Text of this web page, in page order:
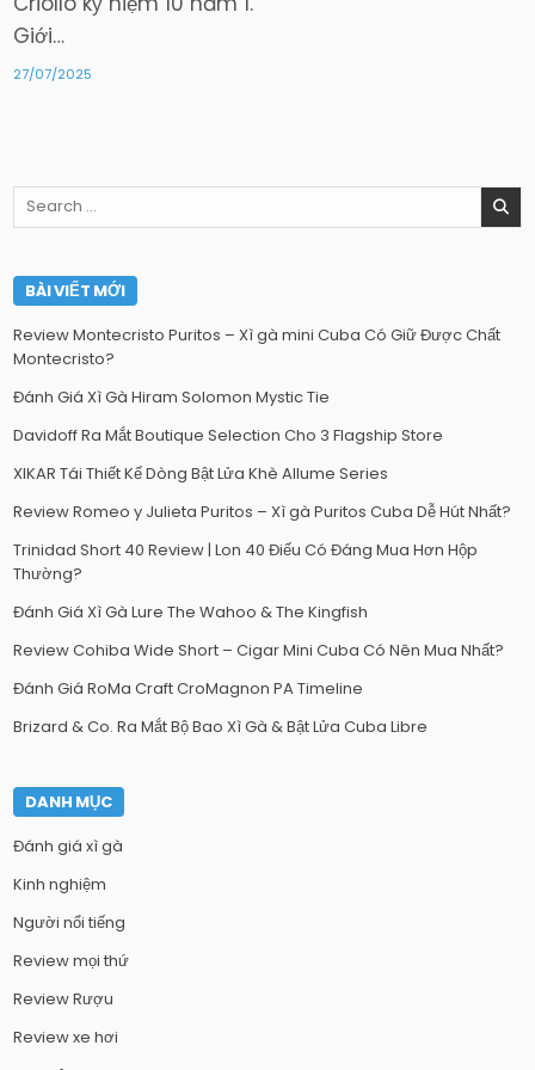
Giới…
27/07/2025
Search
BÀI VIẾT MỚI
Review Montecristo Puritos – Xì gà mini Cuba Có Giữ Được Chất
Montecristo?
Đánh Giá Xì Gà Hiram Solomon Mystic Tie
Davidoff Ra Mắt Boutique Selection Cho 3 Flagship Store
XIKAR Tái Thiết Kế Dòng Bật Lửa Khè Allume Series
Review Romeo y Julieta Puritos – Xì gà Puritos Cuba Dễ Hút Nhất?
Trinidad Short 40 Review | Lon 40 Điếu Có Đáng Mua Hơn Hộp
Thường?
Đánh Giá Xì Gà Lure The Wahoo & The Kingfish
Review Cohiba Wide Short – Cigar Mini Cuba Có Nên Mua Nhất?
Đánh Giá RoMa Craft CroMagnon PA Timeline
Brizard & Co. Ra Mắt Bộ Bao Xì Gà & Bật Lửa Cuba Libre
DANH MỤC
Đánh giá xì gà
Kinh nghiệm
Người nổi tiếng
Review mọi thứ
Review Rượu
Review xe hơi